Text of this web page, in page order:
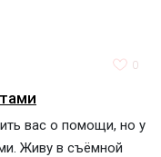
0
вас о помощи, но у
Живу в съёмной